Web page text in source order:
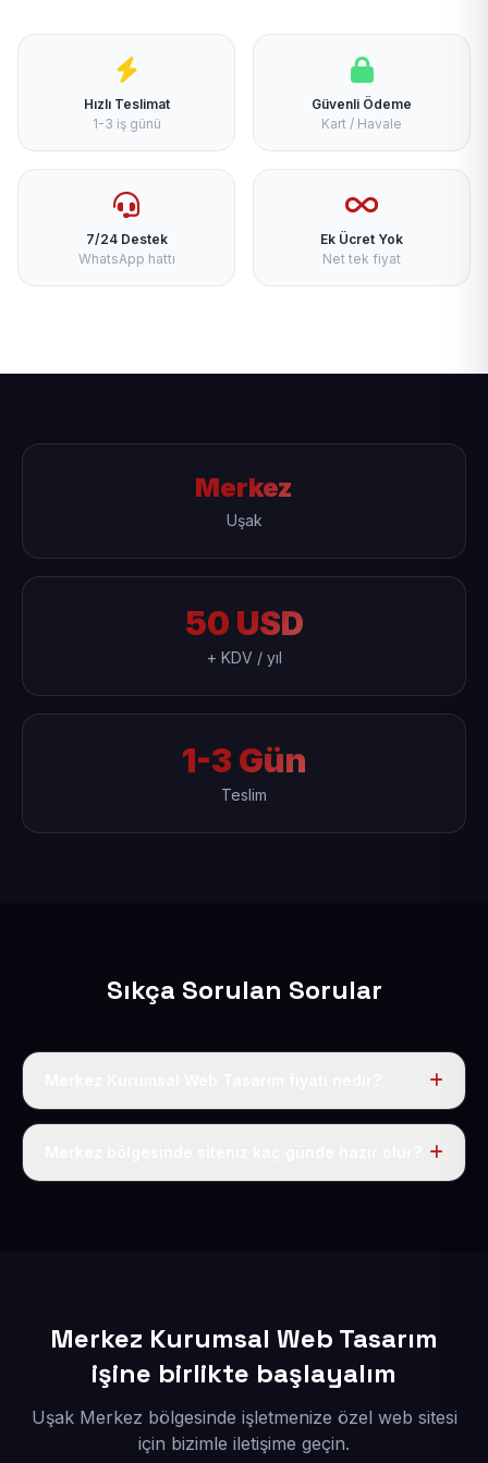
Hızlı Teslimat
1-3 iş günü
Güvenli Ödeme
Kart / Havale
7/24 Destek
WhatsApp hattı
Ek Ücret Yok
Net tek fiyat
Merkez
Uşak
50 USD
+ KDV / yıl
1-3 Gün
Teslim
Sıkça Sorulan Sorular
Tek fiyat uygulanır: yıllık 50 USD + KDV. Bu bedele alan
Merkez Kurumsal Web Tasarım
işine birlikte başlayalım
Uşak Merkez bölgesinde işletmenize özel web sitesi
için bizimle iletişime geçin.